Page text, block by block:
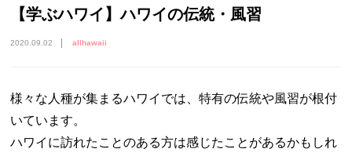
【学ぶハワイ】ハワイの伝統・風習
2020.09.02 allhawaii
様々な人種が集まるハワイでは、特有の伝統や風習が根付
いています。
ハワイに訪れたことのある方は感じたことがあるかもしれ